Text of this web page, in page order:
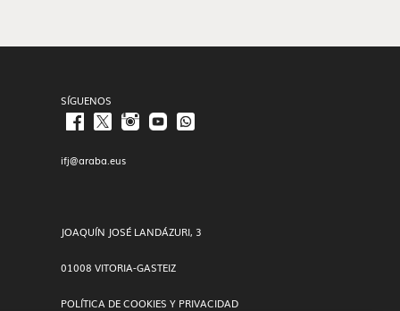
SÍGUENOS
ifj@araba.eus
JOAQUÍN JOSÉ LANDÁZURI, 3
01008 VITORIA-GASTEIZ
POLÍTICA DE COOKIES Y PRIVACIDAD